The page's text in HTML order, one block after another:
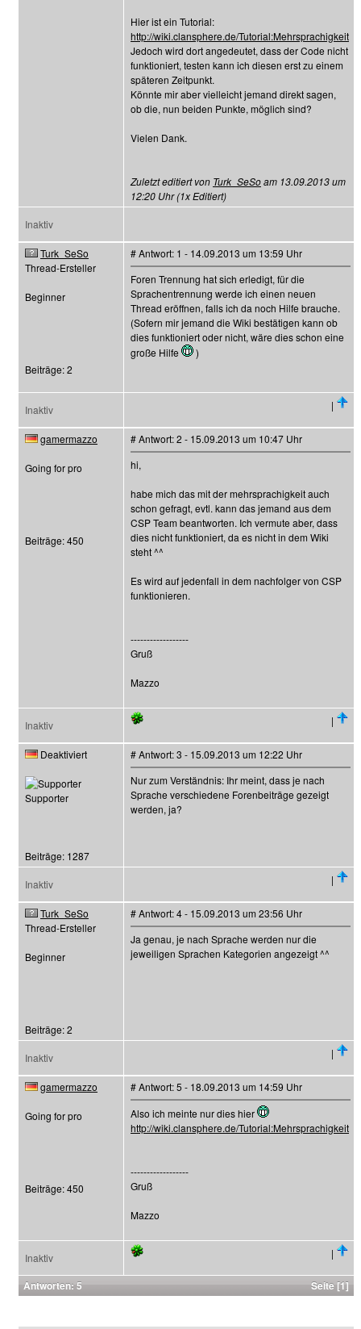
Hier ist ein Tutorial:
http://wiki.clansphere.de/Tutorial:Mehrsprachigkeit
Jedoch wird dort angedeutet, dass der Code nicht
funktioniert, testen kann ich diesen erst zu einem
späteren Zeitpunkt.
Könnte mir aber vielleicht jemand direkt sagen,
ob die, nun beiden Punkte, möglich sind?
Vielen Dank.
Zuletzt editiert von Turk_SeSoam 13.09.2013 um
12:20 Uhr (1x Editiert)
Inaktiv
Turk_SeSo
Thread-Ersteller
Beginner
Beiträge: 2
# Antwort: 1 - 14.09.2013 um 13:59 Uhr
Foren Trennung hat sich erledigt, für die
Sprachentrennung werde ich einen neuen
Thread eröffnen, falls ich da noch Hilfe brauche.
(Sofern mir jemand die Wiki bestätigen kann ob
dies funktioniert oder nicht, wäre dies schon eine
große Hilfe
)
Inaktiv |
gamermazzo
Going for pro
Beiträge: 450
# Antwort: 2 - 15.09.2013 um 10:47 Uhr
hi,
habe mich das mit der mehrsprachigkeit auch
schon gefragt, evtl. kann das jemand aus dem
CSP Team beantworten. Ich vermute aber, dass
dies nicht funktioniert, da es nicht in dem Wiki
steht ^^
Es wird auf jedenfall in dem nachfolger von CSP
funktionieren.
------------------
Gruß
Mazzo
Inaktiv |
Deaktiviert
Supporter
Beiträge: 1287
# Antwort: 3 - 15.09.2013 um 12:22 Uhr
Nur zum Verständnis: Ihr meint, dass je nach
Sprache verschiedene Forenbeiträge gezeigt
werden, ja?
Inaktiv |
Turk_SeSo
Thread-Ersteller
Beginner
Beiträge: 2
# Antwort: 4 - 15.09.2013 um 23:56 Uhr
Ja genau, je nach Sprache werden nur die
jeweiligen Sprachen Kategorien angezeigt ^^
Inaktiv |
gamermazzo
Going for pro
Beiträge: 450
# Antwort: 5 - 18.09.2013 um 14:59 Uhr
Also ich meinte nur dies hier
http://wiki.clansphere.de/Tutorial:Mehrsprachigkeit
------------------
Gruß
Mazzo
Inaktiv |
Antworten: 5 Seite [1]